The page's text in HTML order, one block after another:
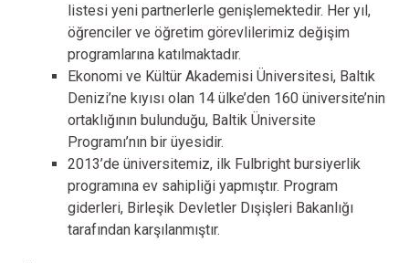
listesi yeni partnerlerle genişlemektedir. Her yıl,
öğrenciler ve öğretim görevlilerimiz değişim
programlarına katılmaktadır.
Ekonomi ve Kültür Akademisi Üniversitesi, Baltık
Denizi’ne kıyısı olan 14 ülke’den 160 üniversite’nin
ortaklığının bulunduğu, Baltik Üniversite
Programı’nın bir üyesidir.
2013’de üniversitemiz, ilk Fulbright bursiyerlik
programına ev sahipliği yapmıştır. Program
giderleri, Birleşik Devletler Dışişleri Bakanlığı
tarafından karşılanmıştır.